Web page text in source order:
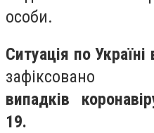
особи.
Ситуація по
випадків
19.